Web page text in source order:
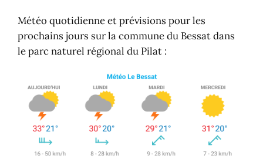
Météo quotidienne et prévisions pour les
prochains jours sur la commune du Bessat dans
le parc naturel régional du Pilat :